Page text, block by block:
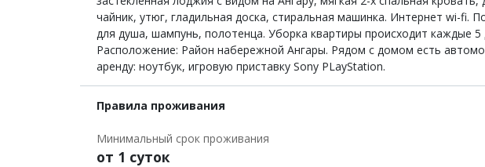
чайник, утюг, гладильная доска, стиральная машинка. Интернет wi-
для душа, шампунь, полотенца. Уборка квартиры происходит каждые
Расположение: Район набережной Ангары. Рядом с домом есть
аренду: ноутбук, игровую приставку Sony PLayStation.
Правила проживания
Минимальный срок проживания
от 1 суток